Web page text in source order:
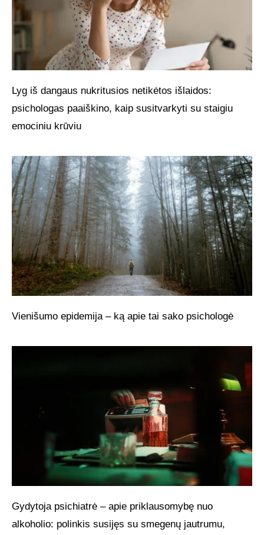
Lyg iš dangaus nukritusios netikėtos išlaidos:
psichologas paaiškino, kaip susitvarkyti su staigiu
emociniu krūviu
Vienišumo epidemija – ką apie tai sako psichologė
Gydytoja psichiatrė – apie priklausomybę nuo
alkoholio: polinkis susijęs su smegenų jautrumu,